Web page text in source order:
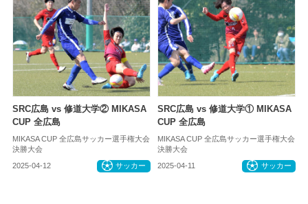
SRC広島 vs 修道大学② MIKASA
CUP 全広島
MIKASA CUP 全広島サッカー選手権大会
決勝大会
2025-04-12 サッカー
SRC広島 vs 修道大学① MIKASA
CUP 全広島
MIKASA CUP 全広島サッカー選手権大会
決勝大会
2025-04-11 サッカー